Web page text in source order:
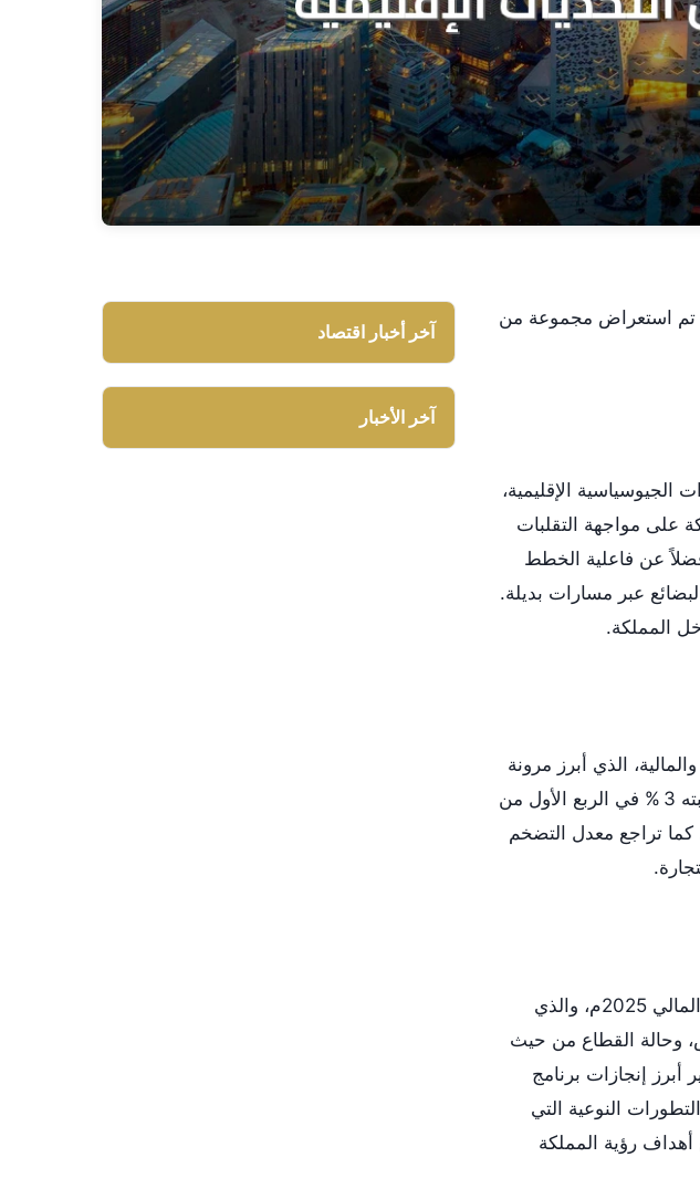
تم استعراض مجموعة من
الجيوسياسية الإقليمية،
على مواجهة التقلبات
فضلاً عن فاعلية الخطط
عبر مسارات بديلة.
المملكة.
الذي أبرز مرونة
الاقتصاد السعودي وقدرته على الصمود. سجل الناتج المحلي الإجمالي نمواً نسبته 3 % في الربع الأول من
كما تراجع معدل التضخم
اطلع المجلس على التقرير السنوي الصادر عن مجلس المحتوى الرقمي للعام المالي 2025م، والذي
وحالة القطاع من حيث
إنجازات برنامج
النوعية التي
رؤية المملكة
آخر أخبار اقتصاد
آخر الأخبار